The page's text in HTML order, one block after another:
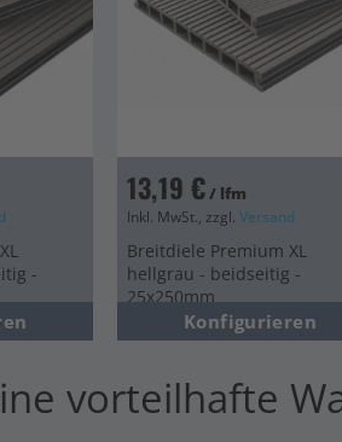
-
13,19 €/ lfm
Inkl. MwSt., zzgl.Versand
Breitdiele Premium XL
hellgrau - beidseitig -
25x250mm
Konfigurieren
vorteilhafte